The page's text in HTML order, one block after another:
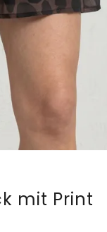
mit Print